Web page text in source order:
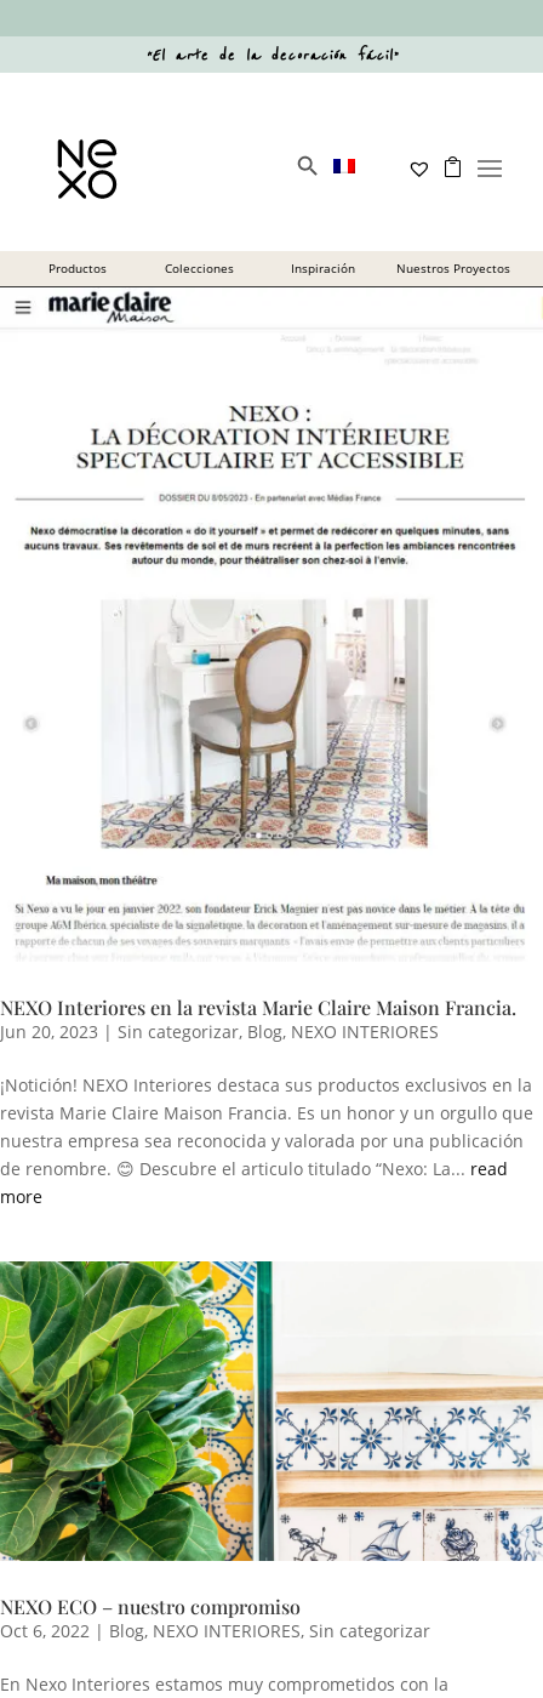
“El arte de la decoración fácil”
NEXO Interiores en la revista Marie Claire Maison Francia.
Jun 20, 2023 | Sin categorizar, Blog, NEXO INTERIORES
¡Notición! NEXO Interiores destaca sus productos exclusivos en la
revista Marie Claire Maison Francia. Es un honor y un orgullo que
nuestra empresa sea reconocida y valorada por una publicación
de renombre. 😊 Descubre el articulo titulado “Nexo: La... read
more
NEXO ECO – nuestro compromiso
Oct 6, 2022 | Blog, NEXO INTERIORES, Sin categorizar
En Nexo Interiores estamos muy comprometidos con la